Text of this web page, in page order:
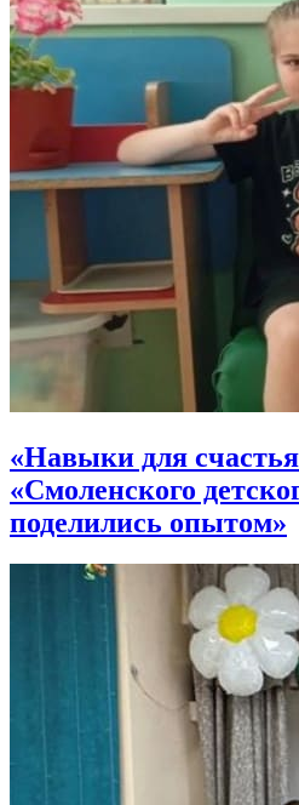
«Навыки для
«Смоленского
поделились опытом»